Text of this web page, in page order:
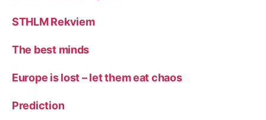
STHLM Rekviem
The best minds
Europe is lost – let them eat chaos
Prediction